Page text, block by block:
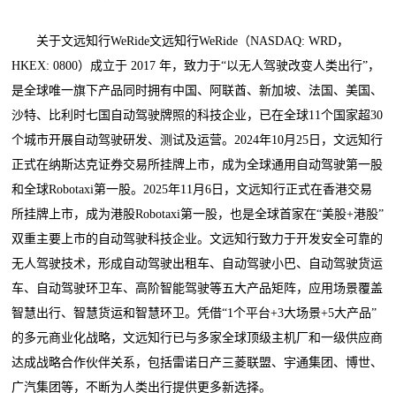
关于文远知行WeRide文远知行WeRide（NASDAQ: WRD，
HKEX: 0800）成立于 2017 年，致力于“以无人驾驶改变人类出行”，
是全球唯一旗下产品同时拥有中国、阿联酋、新加坡、法国、美国、
沙特、比利时七国自动驾驶牌照的科技企业，已在全球11个国家超30
个城市开展自动驾驶研发、测试及运营。2024年10月25日，文远知行
正式在纳斯达克证券交易所挂牌上市，成为全球通用自动驾驶第一股
和全球Robotaxi第一股。2025年11月6日，文远知行正式在香港交易
所挂牌上市，成为港股Robotaxi第一股，也是全球首家在“美股+港股”
双重主要上市的自动驾驶科技企业。文远知行致力于开发安全可靠的
无人驾驶技术，形成自动驾驶出租车、自动驾驶小巴、自动驾驶货运
车、自动驾驶环卫车、高阶智能驾驶等五大产品矩阵，应用场景覆盖
智慧出行、智慧货运和智慧环卫。凭借“1个平台+3大场景+5大产品”
的多元商业化战略，文远知行已与多家全球顶级主机厂和一级供应商
达成战略合作伙伴关系，包括雷诺日产三菱联盟、宇通集团、博世、
广汽集团等，不断为人类出行提供更多新选择。